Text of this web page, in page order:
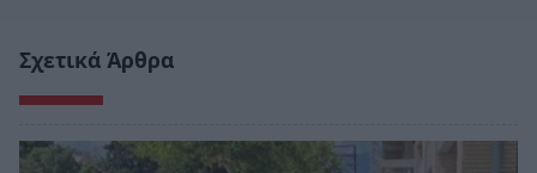
Σχετικά Άρθρα